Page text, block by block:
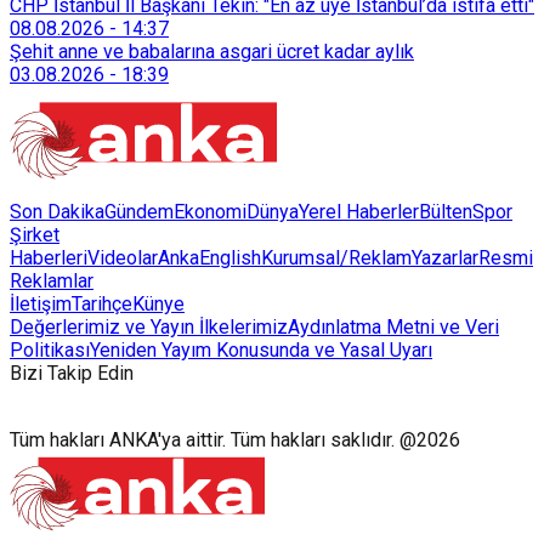
CHP İstanbul İl Başkanı Tekin: "En az üye İstanbul’da istifa etti"
08.08.2026 - 14:37
Şehit anne ve babalarına asgari ücret kadar aylık
03.08.2026 - 18:39
Son DakikaGündemEkonomiDünyaYerel HaberlerBültenSpor
Şirket
HaberleriVideolarAnkaEnglishKurumsal/ReklamYazarlarResmi
Reklamlar
İletişimTarihçeKünye
Değerlerimiz ve Yayın İlkelerimizAydınlatma Metni ve Veri
PolitikasıYeniden Yayım Konusunda ve Yasal Uyarı
Bizi Takip Edin
Tüm hakları ANKA'ya aittir. Tüm hakları saklıdır. @2026